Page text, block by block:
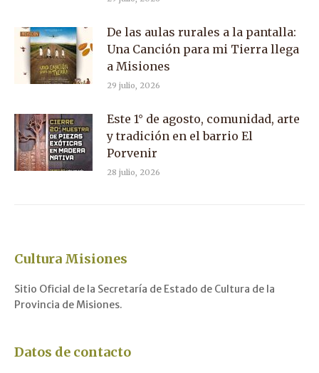
De las aulas rurales a la pantalla:
Una Canción para mi Tierra llega
a Misiones
29 julio, 2026
Este 1° de agosto, comunidad, arte
y tradición en el barrio El
Porvenir
28 julio, 2026
Cultura Misiones
Sitio Oficial de la Secretaría de Estado de Cultura de la
Provincia de Misiones.
Datos de contacto